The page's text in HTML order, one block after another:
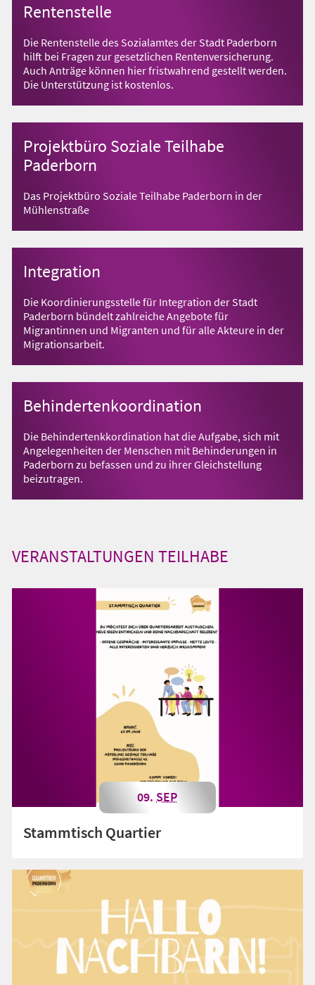
Rentenstelle
Die Rentenstelle des Sozialamtes der Stadt Paderborn
hilft bei Fragen zur gesetzlichen Rentenversicherung.
Auch Anträge können hier fristwahrend gestellt werden.
Die Unterstützung ist kostenlos.
Projektbüro Soziale Teilhabe
Paderborn
Das Projektbüro Soziale Teilhabe Paderborn in der
Mühlenstraße
Integration
Die Koordinierungsstelle für Integration der Stadt
Paderborn bündelt zahlreiche Angebote für
Migrantinnen und Migranten und für alle Akteure in der
Migrationsarbeit.
Behindertenkoordination
Die Behindertenkkordination hat die Aufgabe, sich mit
Angelegenheiten der Menschen mit Behinderungen in
Paderborn zu befassen und zu ihrer Gleichstellung
beizutragen.
VERANSTALTUNGEN TEILHABE
Stammtisch Quartier
09. SEP